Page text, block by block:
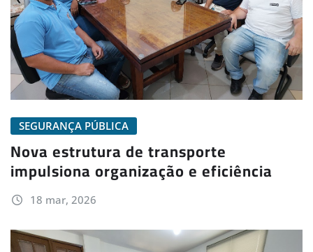
SEGURANÇA PÚBLICA
Nova estrutura de transporte
impulsiona organização e eficiência
18 mar, 2026